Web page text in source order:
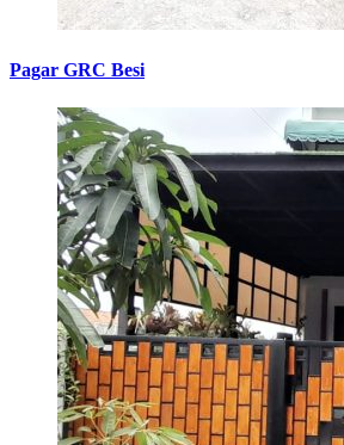
Pagar GRC Besi